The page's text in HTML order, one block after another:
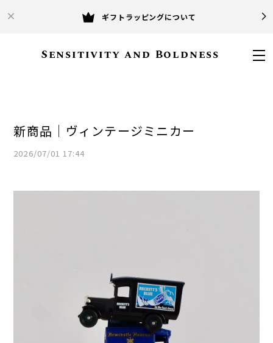
ギフトラッピングについて
Sensitivity and Boldness
新商品｜ヴィンテージミニカー
2026/07/01 17:44